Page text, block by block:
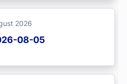
2026
08-05